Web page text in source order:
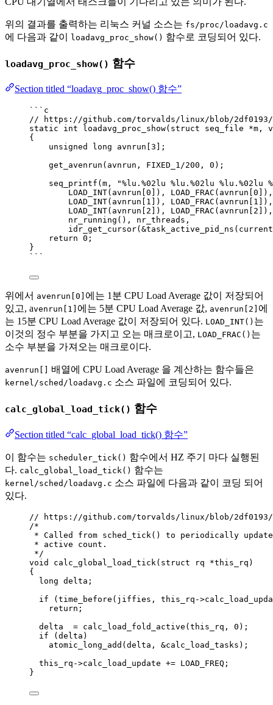
위의 결과를 출력하는 리눅스 커널 소스는 fs/proc/loadavg.c
에 다음과 같이 loadavg_proc_show() 함수로 코딩되어 있다.
loadavg_proc_show() 함수
Section titled “loadavg_proc_show() 함수”
```c
// https://github.com/torvalds/linux/blob/2df0193/
static int loadavg_proc_show(struct seq_file *m,
{
unsigned long avnrun[3];
get_avenrun(avnrun, FIXED_1/200, 0);
seq_printf(m, "%lu.%02lu %lu.%02lu %lu.%02lu
LOAD_INT(avnrun[0]), LOAD_FRAC(avnrun[0]),
LOAD_INT(avnrun[1]), LOAD_FRAC(avnrun[1]),
LOAD_INT(avnrun[2]), LOAD_FRAC(avnrun[2]),
nr_running(), nr_threads,
return 0;
}
```
위에서 avenrun[0] 에는 1분 CPU Load Average 값이 저장되어
있고, avenrun[1] 에는 5분 CPU Load Average 값, avenrun[2] 에
는 15분 CPU Load Average 값이 저장되어 있다. LOAD_INT() 는
이것의 정수 부분을 가지고 오는 매크로이고, LOAD_FRAC() 는
소수 부분을 가져오는 매크로이다.
avenrun[] 배열에 CPU Load Average 을 계산하는 함수들은
kernel/sched/loadavg.c 소스 파일에 코딩되어 있다.
calc_global_load_tick() 함수
Section titled “calc_global_load_tick() 함수”
이 함수는 scheduler_tick() 함수에서 HZ 주기 마다 실행된
다. calc_global_load_tick() 함수는
kernel/sched/loadavg.c 소스 파일에 다음과 같이 코딩 되어
있다.
// https://github.com/torvalds/linux/blob/2df0193/
/*
* Called from sched_tick() to periodically
* active count.
*/
void
calc_global_load_tick ( struct rq *this_rq )
{
long delta;
if ( time_before(jiffies, this_rq ->
return ;
delta = calc_load_fold_active(this_rq, 0 ) ;
if (delta)
atomic_long_add(delta, &calc_load_tasks) ;
this_rq ->calc_load_update += LOAD_FREQ;
}